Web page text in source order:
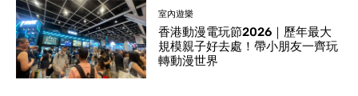
室內遊樂
香港動漫電玩節2026｜歷年最大
規模親子好去處！帶小朋友一齊玩
轉動漫世界